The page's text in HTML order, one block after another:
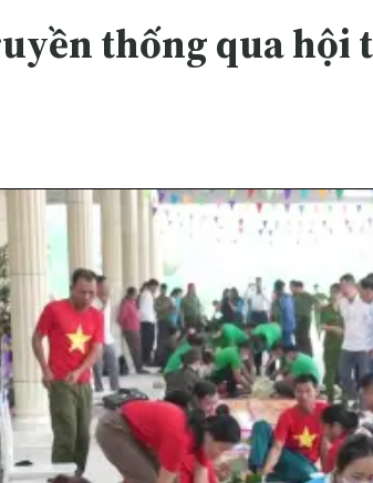
thống qua hội